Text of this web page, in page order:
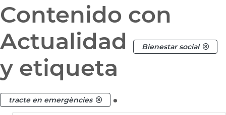
Contenido con
Actualidad
Bienestar social
y etiqueta
tracte en emergències .